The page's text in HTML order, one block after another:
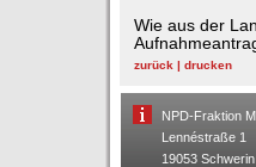
Wie aus der
zurück | drucken
NPD-Fraktion
Lennéstraße 1
19053 Schwerin